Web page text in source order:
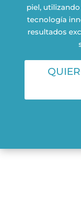
piel,
tecnología
resultados